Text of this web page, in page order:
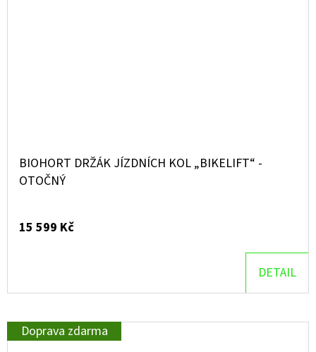
BIOHORT DRŽÁK JÍZDNÍCH KOL „BIKELIFT“ -
OTOČNÝ
15 599 Kč
DETAIL
Doprava zdarma